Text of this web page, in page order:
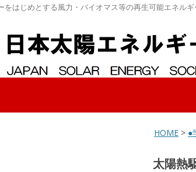
をはじめとする風力・バイオマス等の再生可能エネル
キップ
HOME > ●
太陽熱